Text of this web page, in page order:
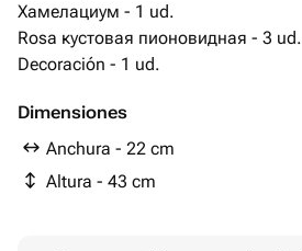
Хамелациум - 1 ud.
Rosa кустовая пионовидная - 3 ud.
Decoración - 1 ud.
Dimensiones
Anchura - 22 cm
Altura - 43 cm